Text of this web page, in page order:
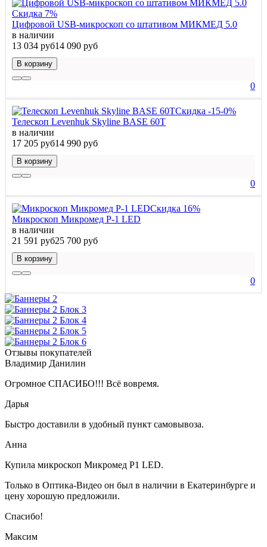
Скидка 7%
Цифровой USB-микроскоп со штативом МИКМЕД 5.0
в наличии
13 034 руб14 090 руб
В корзину
0
Скидка -15-0%
Телескоп Levenhuk Skyline BASE 60T
в наличии
17 205 руб14 990 руб
В корзину
0
Скидка 16%
Микроскоп Микромед Р-1 LED
в наличии
21 591 руб25 700 руб
В корзину
0
Отзывы покупателей
Владимир Данилин
Огромное СПАСИБО!!! Всё вовремя.
Дарья
Быстро доставили в удобный пункт самовывоза.
Анна
Купила микроскоп Микромед Р1 LED.
Только в Оптика-Видео он был в наличии в Екатеринбурге и
цену хорошую предложили.
Спасибо!
Максим